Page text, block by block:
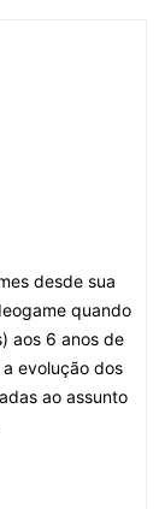
desde sua
quando
aos 6 anos de
evolução dos
ao assunto